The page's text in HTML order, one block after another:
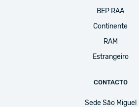
BEP RAA
Continente
RAM
Estrangeiro
CONTACTO
Sede São Miguel